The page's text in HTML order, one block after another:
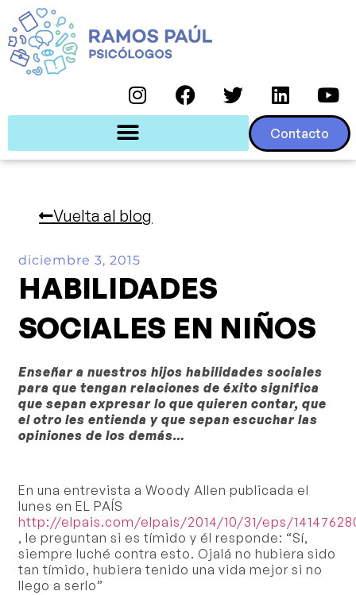
Contacto
Vuelta al blog
diciembre 3, 2015
HABILIDADES
SOCIALES EN NIÑOS
Enseñar a nuestros hijos habilidades sociales
para que tengan relaciones de éxito significa
que sepan expresar lo que quieren contar, que
el otro les entienda y que sepan escuchar las
opiniones de los demás…
En una entrevista a Woody Allen publicada el
lunes en EL PAÍS
http://elpais.com/elpais/2014/10/31/eps/
, le preguntan si estímido y él responde: “Sí,
siempre luché contra esto. Ojalá no hubiera sido
tantímido, hubiera tenido una vida mejor si no
llego a serlo”